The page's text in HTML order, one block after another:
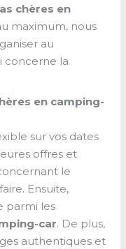
chères en
maximum, nous
au
concerne la
en camping-
sur vos dates
offres et
le
Ensuite,
parmi les
car. De plus,
authentiques et